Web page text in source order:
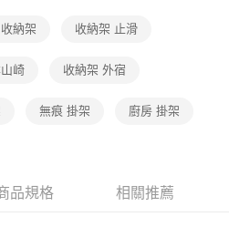
納架 收納架 止滑
崎 收納架 外宿
無痕 掛架 廚房 掛架
品規格 相關推薦